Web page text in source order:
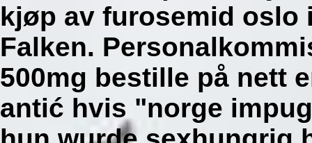
kjøp av furosemid
Falken.
500mg bestille på nett
antić hvis "norge